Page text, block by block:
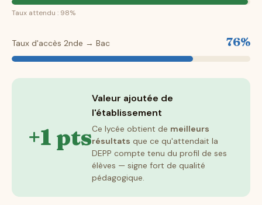
Taux attendu : 98%
Taux d'accès 2nde → Bac 76%
+1 pts
Valeur ajoutée de
l'établissement
Ce lycée obtient de meilleurs
résultats que ce qu'attendait la
DEPP compte tenu du profil de ses
élèves — signe fort de qualité
pédagogique.